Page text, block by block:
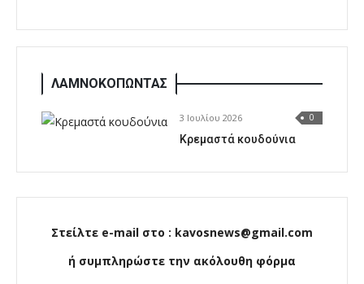
ΛΑΜΝΟΚΟΠΩΝΤΑΣ
3 Ιουλίου 2026 0
Κρεμαστά κουδούνια
Στείλτε e-mail στο : kavosnews@gmail.com
ή συμπληρώστε την ακόλουθη φόρμα